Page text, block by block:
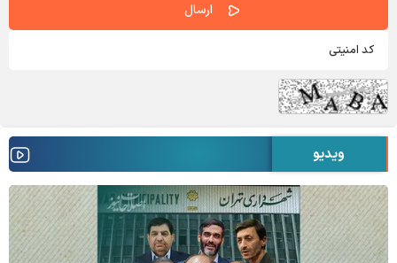
ویدیو